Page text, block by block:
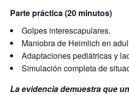
Parte práctica (20 minutos)
Golpes interescapulares.
Maniobra de Heimlich en
Adaptaciones pediátricas y
Simulación completa de
La evidencia demuestra que